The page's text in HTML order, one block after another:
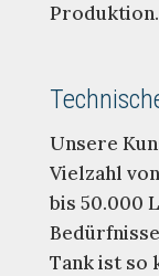
Produktion.
Unsere
Vielzahl
bis 50.000
Tank ist so